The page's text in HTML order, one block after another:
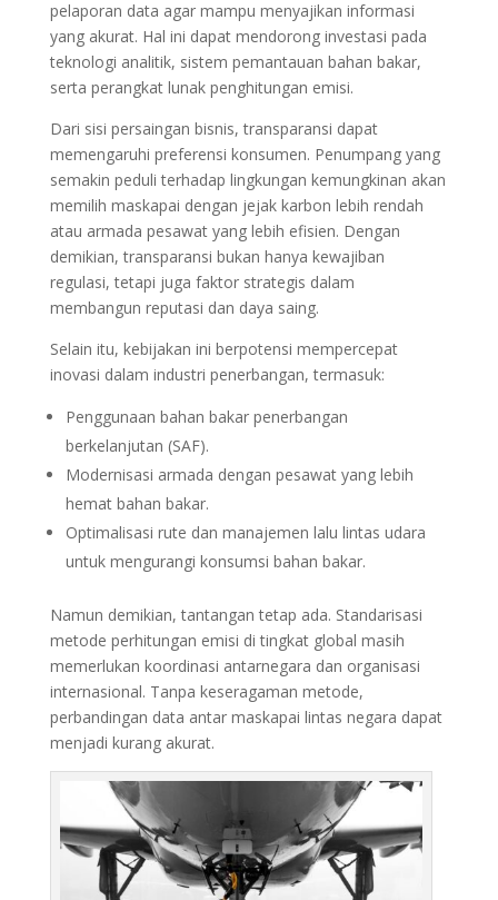
pelaporan data agar mampu menyajikan informasi
yang akurat. Hal ini dapat mendorong investasi pada
teknologi analitik, sistem pemantauan bahan bakar,
serta perangkat lunak penghitungan emisi.
Dari sisi persaingan bisnis, transparansi dapat
memengaruhi preferensi konsumen. Penumpang yang
semakin peduli terhadap lingkungan kemungkinan akan
memilih maskapai dengan jejak karbon lebih rendah
atau armada pesawat yang lebih efisien. Dengan
demikian, transparansi bukan hanya kewajiban
regulasi, tetapi juga faktor strategis dalam
membangun reputasi dan daya saing.
Selain itu, kebijakan ini berpotensi mempercepat
inovasi dalam industri penerbangan, termasuk:
Penggunaan bahan bakar penerbangan
berkelanjutan (SAF).
Modernisasi armada dengan pesawat yang lebih
hemat bahan bakar.
Optimalisasi rute dan manajemen lalu lintas udara
untuk mengurangi konsumsi bahan bakar.
Namun demikian, tantangan tetap ada. Standarisasi
metode perhitungan emisi di tingkat global masih
memerlukan koordinasi antarnegara dan organisasi
internasional. Tanpa keseragaman metode,
perbandingan data antar maskapai lintas negara dapat
menjadi kurang akurat.